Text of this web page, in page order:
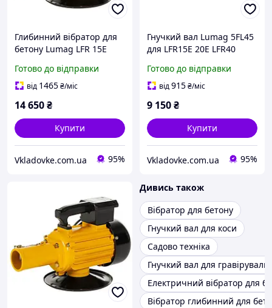
Глибинний вібратор для
бетону Lumag LFR 15E
швидкість потоку 1200 л/
год висота викиду 15 м
Готово до відправки
від 1465₴/міс
14 650₴
Купити
Vkladovke.com.ua 95%
Гнучкий вал Lumag 5FL45
для LFR15E 20E LFR40
продуктивність 12000 л/
год
Готово до відправки
від915₴/міс
9 150₴
Купити
Vkladovke.com.ua 95%
Дивись також
Вібратор для бетону
Гнучкий вал для коси
Садово техніка
Гнучкий вал для
Електричний вібратор для
Вібратор глибинний для